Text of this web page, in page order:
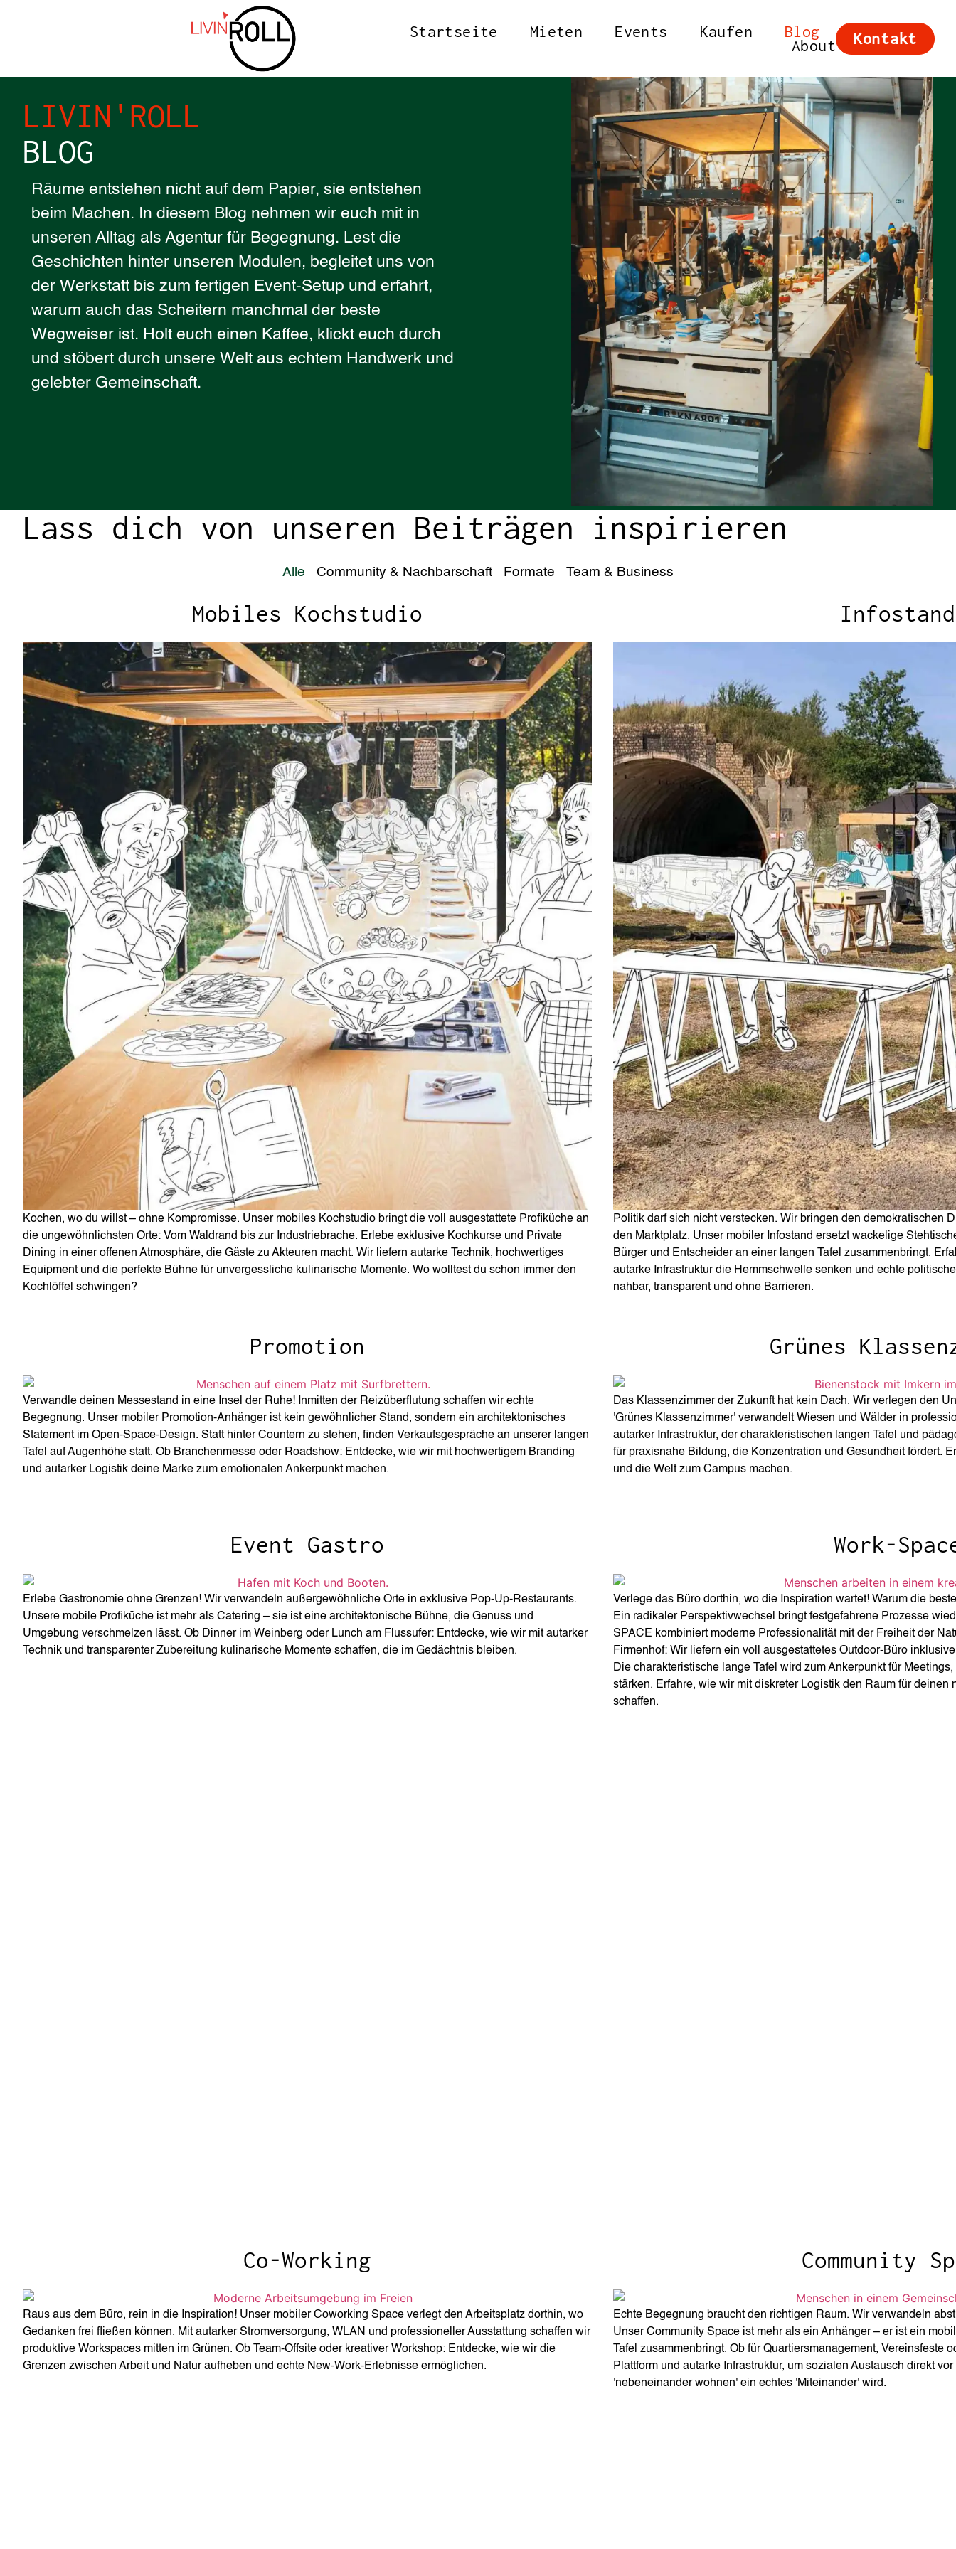
Startseite Mieten Events Kaufen Blog
About Kontakt
LIVIN'ROLL
BLOG
Räume entstehen nicht auf dem Papier, sie entstehen
beim Machen. In diesem Blog nehmen wir euch mit in
unseren Alltag als Agentur für Begegnung. Lest die
Geschichten hinter unseren Modulen, begleitet uns von
der Werkstatt bis zum fertigen Event-Setup und erfahrt,
warum auch das Scheitern manchmal der beste
Wegweiser ist. Holt euch einen Kaffee, klickt euch durch
und stöbert durch unsere Welt aus echtem Handwerk und
gelebter Gemeinschaft.
Lass dich von unseren Beiträgen inspirieren
Community & Nachbarschaft Formate Team & Business
Alle
Mobiles Kochstudio
Kochen, wo du willst – ohne Kompromisse. Unser mobiles Kochstudio bringt die voll ausgestattete Profiküche an
die ungewöhnlichsten Orte: Vom Waldrand bis zur Industriebrache. Erlebe exklusive Kochkurse und Private
Dining in einer offenen Atmosphäre, die Gäste zu Akteuren macht. Wir liefern autarke Technik, hochwertiges
Equipment und die perfekte Bühne für unvergessliche kulinarische Momente. Wo wolltest du schon immer den
Kochlöffel schwingen?
Infostand
Politik darf sich nicht verstecken. Wir bringen den demokratischen
den Marktplatz. Unser mobiler Infostand ersetzt wackelige
Bürger und Entscheider an einer langen Tafel zusammenbringt.
autarke Infrastruktur die Hemmschwelle senken und echte
nahbar, transparent und ohne Barrieren.
Promotion
Verwandle deinen Messestand in eine Insel der Ruhe! Inmitten der Reizüberflutung schaffen wir echte
Begegnung. Unser mobiler Promotion-Anhänger ist kein gewöhnlicher Stand, sondern ein architektonisches
Statement im Open-Space-Design. Statt hinter Countern zu stehen, finden Verkaufsgespräche an unserer langen
Tafel auf Augenhöhe statt. Ob Branchenmesse oder Roadshow: Entdecke, wie wir mit hochwertigem Branding
und autarker Logistik deine Marke zum emotionalen Ankerpunkt machen.
Grünes
Das Klassenzimmer der Zukunft hat kein Dach. Wir verlegen den
'Grünes Klassenzimmer' verwandelt Wiesen und Wälder in
autarker Infrastruktur, der charakteristischen langen Tafel und
für praxisnahe Bildung, die Konzentration und Gesundheit fördert.
und die Welt zum Campus machen.
Event Gastro
Erlebe Gastronomie ohne Grenzen! Wir verwandeln außergewöhnliche Orte in exklusive Pop-Up-Restaurants.
Unsere mobile Profiküche ist mehr als Catering – sie ist eine architektonische Bühne, die Genuss und
Umgebung verschmelzen lässt. Ob Dinner im Weinberg oder Lunch am Flussufer: Entdecke, wie wir mit autarker
Technik und transparenter Zubereitung kulinarische Momente schaffen, die im Gedächtnis bleiben.
Work-
Verlege das Büro dorthin, wo die Inspiration wartet! Warum die
Ein radikaler Perspektivwechsel bringt festgefahrene Prozesse
SPACE kombiniert moderne Professionalität mit der Freiheit der
Firmenhof: Wir liefern ein voll ausgestattetes Outdoor-Büro
Die charakteristische lange Tafel wird zum Ankerpunkt für
stärken. Erfahre, wie wir mit diskreter Logistik den Raum für deinen
schaffen.
Co-Working
Raus aus dem Büro, rein in die Inspiration! Unser mobiler Coworking Space verlegt den Arbeitsplatz dorthin, wo
Gedanken frei fließen können. Mit autarker Stromversorgung, WLAN und professioneller Ausstattung schaffen wir
produktive Workspaces mitten im Grünen. Ob Team-Offsite oder kreativer Workshop: Entdecke, wie wir die
Grenzen zwischen Arbeit und Natur aufheben und echte New-Work-Erlebnisse ermöglichen.
Community
Echte Begegnung braucht den richtigen Raum. Wir verwandeln
Unser Community Space ist mehr als ein Anhänger – er ist ein
Tafel zusammenbringt. Ob für Quartiersmanagement, Vereinsfeste
Plattform und autarke Infrastruktur, um sozialen Austausch direkt
'nebeneinander wohnen' ein echtes 'Miteinander' wird.